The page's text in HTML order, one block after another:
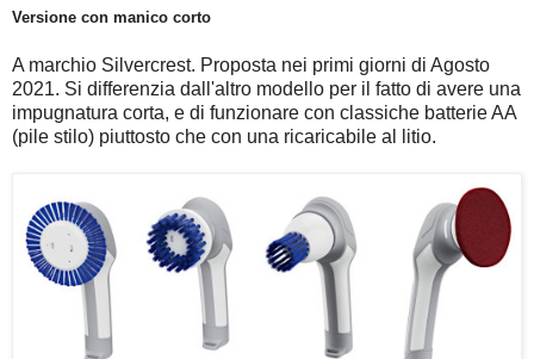
Versione con manico corto
A marchio Silvercrest. Proposta nei primi giorni di Agosto
2021. Si differenzia dall'altro modello per il fatto di avere una
impugnatura corta, e di funzionare con classiche batterie AA
(pile stilo) piuttosto che con una ricaricabile al litio.